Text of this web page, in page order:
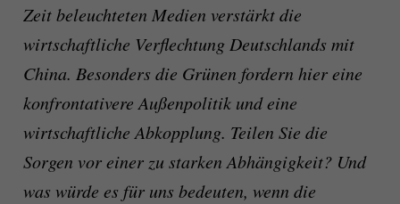
Zeit beleuchteten Medien verstärkt die
wirtschaftliche Verflechtung Deutschlands mit
China. Besonders die Grünen fordern hier eine
konfrontativere Außenpolitik und eine
wirtschaftliche Abkopplung. Teilen Sie die
Sorgen vor einer zu starken Abhängigkeit? Und
was würde es für uns bedeuten, wenn die